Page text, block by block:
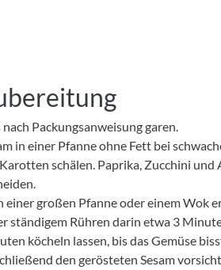
nach Packungsanweisung garen.
in einer Pfanne ohne Fett bei
schälen. Paprika, Zucchini
einer großen Pfanne oder einem Wok
ständigem Rühren darin etwa 3
köcheln lassen, bis das Gemüse
den gerösteten Sesam